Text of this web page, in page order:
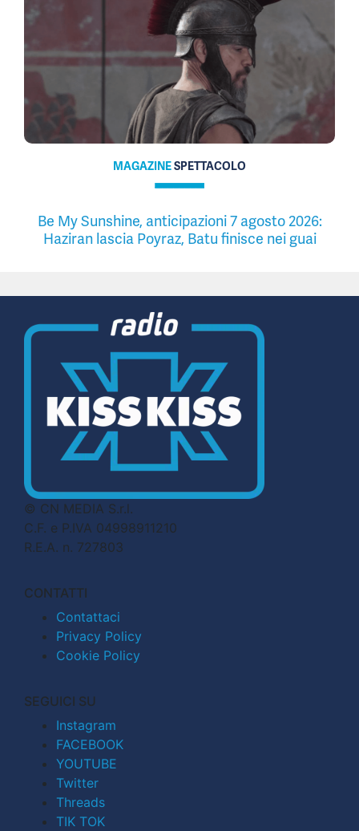
MAGAZINESPETTACOLO
Be My Sunshine, anticipazioni 7 agosto 2026:
Haziran lascia Poyraz, Batu finisce nei guai
© CN MEDIA S.r.l.
C.F. e P.IVA 04998911210
R.E.A. n. 727803
CONTATTI
Contattaci
Privacy Policy
Cookie Policy
SEGUICI SU
Instagram
FACEBOOK
YOUTUBE
Twitter
Threads
TIK TOK